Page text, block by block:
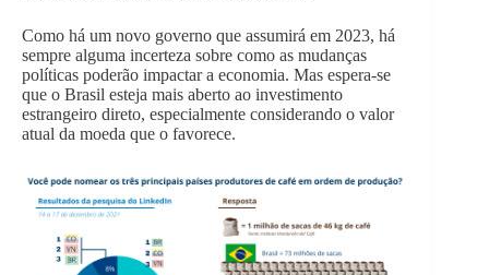
Como há um novo governo que assumirá em 2023, há
sempre alguma incerteza sobre como as mudanças
políticas poderão impactar a economia. Mas espera-se
que o Brasil esteja mais aberto ao investimento
estrangeiro direto, especialmente considerando o valor
atual da moeda que o favorece.